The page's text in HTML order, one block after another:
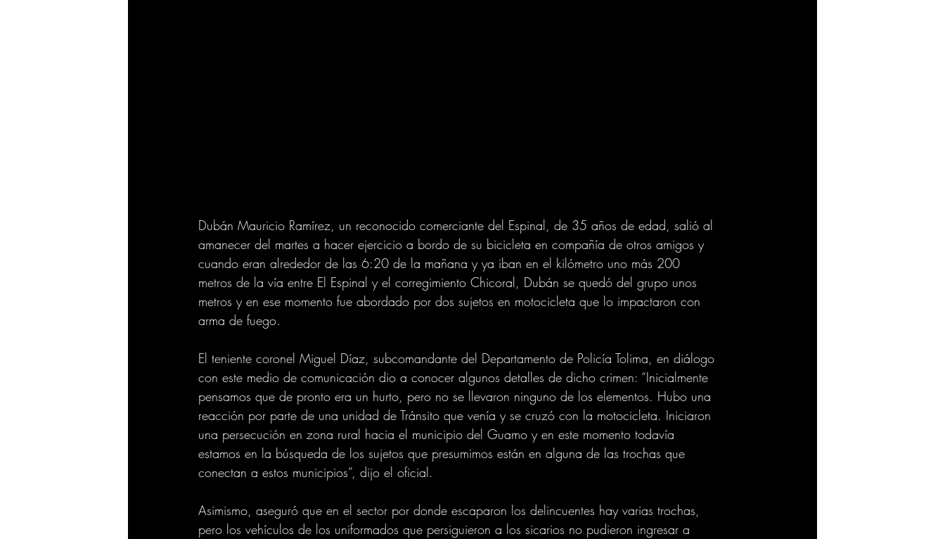
Dubán Mauricio Ramírez, un reconocido comerciante del Espinal, de 35 años de edad, salió al
amanecer del martes a hacer ejercicio a bordo de su bicicleta en compañía de otros amigos y
cuando eran alrededor de las 6:20 de la mañana y ya iban en el kilómetro uno más 200
metros de la vía entre El Espinal y el corregimiento Chicoral, Dubán se quedó del grupo unos
metros y en ese momento fue abordado por dos sujetos en motocicleta que lo impactaron con
arma de fuego.
El teniente coronel Miguel Díaz, subcomandante del Departamento de Policía Tolima, en diálogo
con este medio de comunicación dio a conocer algunos detalles de dicho crimen: “Inicialmente
pensamos que de pronto era un hurto, pero no se llevaron ninguno de los elementos. Hubo una
reacción por parte de una unidad de Tránsito que venía y se cruzó con la motocicleta. Iniciaron
una persecución en zona rural hacia el municipio del Guamo y en este momento todavía
estamos en la búsqueda de los sujetos que presumimos están en alguna de las trochas que
conectan a estos municipios”, dijo el oficial.
Asimismo, aseguró que en el sector por donde escaparon los delincuentes hay varias trochas,
pero los vehículos de los uniformados que persiguieron a los sicarios no pudieron ingresar a